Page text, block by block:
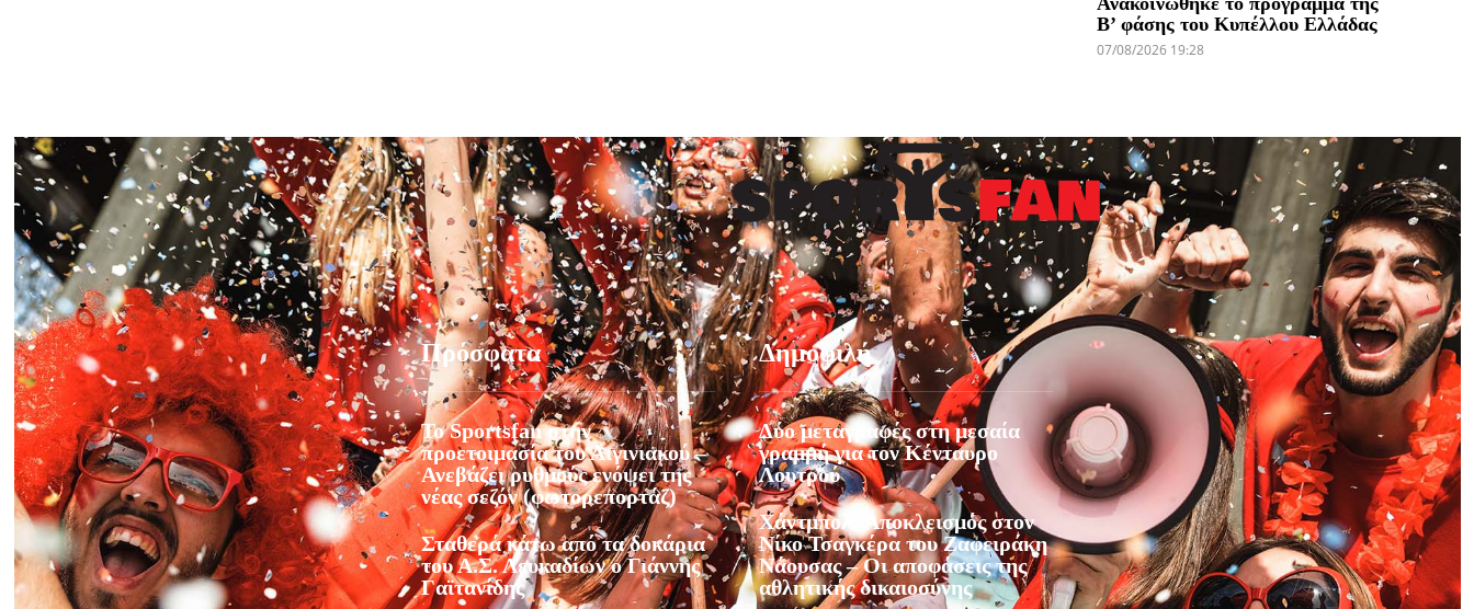
Β’ φάσης του Κυπέλλου Ελλάδας
07/08/2026 19:28
Πρόσφατα
Το Sportsfan στην
προετοιμασία του Αιγινιακού –
Ανεβάζει ρυθμούς ενόψει της
νέας σεζόν (φωτορεπορτάζ)
Σταθερά κάτω από τα δοκάρια
του Α.Σ. Λευκαδίων ο Γιάννης
Γαϊτανίδης
Δημοφιλή
Δύο μεταγραφές στη μεσαία
γραμμή για τον Κένταυρο
Λουτρού
Χάντμπολ: Αποκλεισμός στον
Νίκο Τσαγκέρα του Ζαφειράκη
Νάουσας – Οι αποφάσεις της
αθλητικής δικαιοσύνης